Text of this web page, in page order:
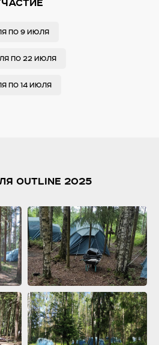
ПО 9 ИЮЛЯ
ПО 22 ИЮЛЯ
ПО 14 ИЮЛЯ
OUTLINE 2025